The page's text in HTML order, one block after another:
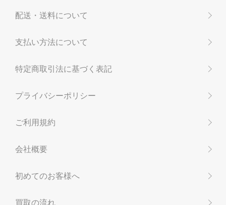
配送・送料について
支払い方法について
特定商取引法に基づく表記
プライバシーポリシー
ご利用規約
会社概要
初めてのお客様へ
買取の流れ